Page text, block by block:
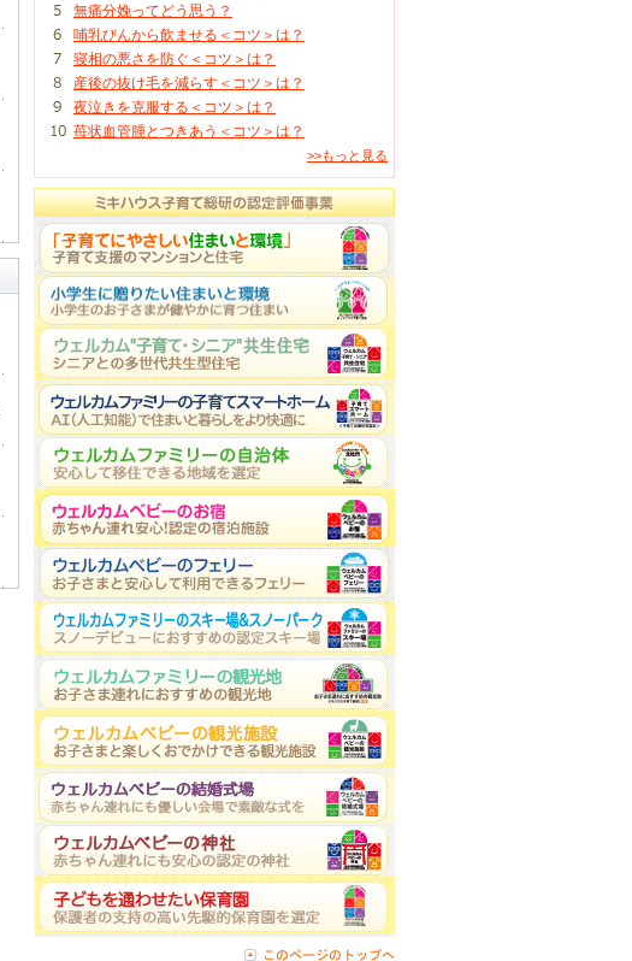
無痛分娩ってどう思う？
哺乳びんから飲ませる＜コツ＞は？
寝相の悪さを防ぐ＜コツ＞は？
産後の抜け毛を減らす＜コツ＞は？
夜泣きを克服する＜コツ＞は？
苺状血管腫とつきあう＜コツ＞は？
>>もっと見る